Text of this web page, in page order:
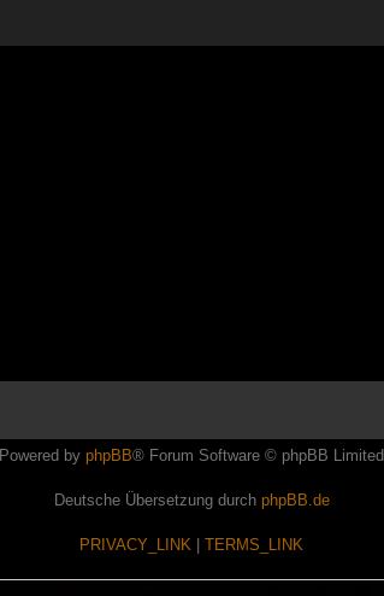
Powered by phpBB® Forum Software © phpBB Limited
Deutsche Übersetzung durch phpBB.de
PRIVACY_LINK TERMS_LINK